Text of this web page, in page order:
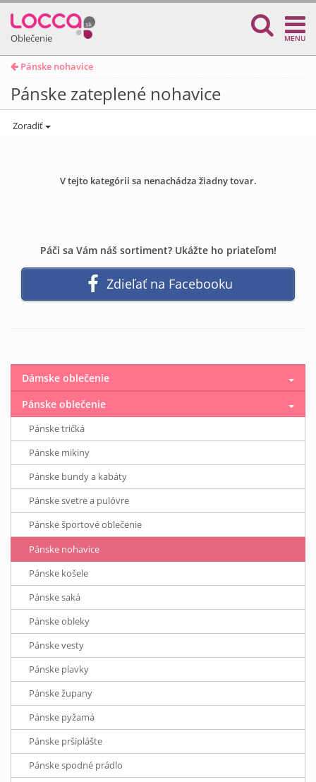
Oblečenie MENU
Pánske nohavice
Pánske zateplené nohavice
Zoradiť
V tejto kategórii sa nenachádza žiadny tovar.
Páči sa Vám náš sortiment? Ukážte ho priateľom!
Zdieľať na Facebooku
Dámske oblečenie
Pánske oblečenie
Pánske tričká
Pánske mikiny
Pánske bundy a kabáty
Pánske svetre a pulóvre
Pánske športové oblečenie
Pánske nohavice
Pánske košele
Pánske saká
Pánske obleky
Pánske vesty
Pánske plavky
Pánske župany
Pánske pyžamá
Pánske pršiplášte
Pánske spodné prádlo